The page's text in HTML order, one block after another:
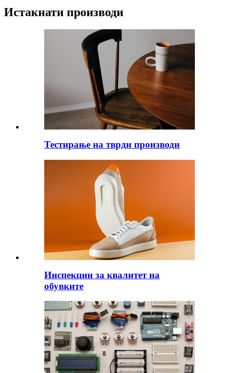
Истакнати производи
Тестирање на тврди производи
Инспекции за квалитет на
обувките